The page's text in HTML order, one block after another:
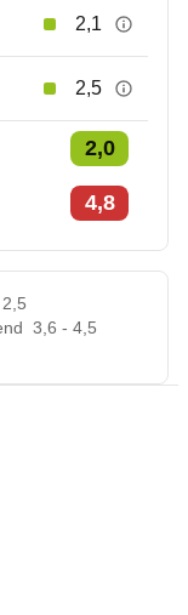
2,1
2,5
2,0
4,8
3,6 - 4,5